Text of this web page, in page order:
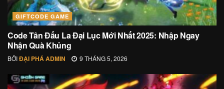
GIFTCODE GAME
Code Tân Đấu La Đại Lục Mới Nhất 2025: Nhập Ngay
Nhận Quà Khủng
BỞIĐẠI PHÁ ADMIN 9 THÁNG 5, 2026